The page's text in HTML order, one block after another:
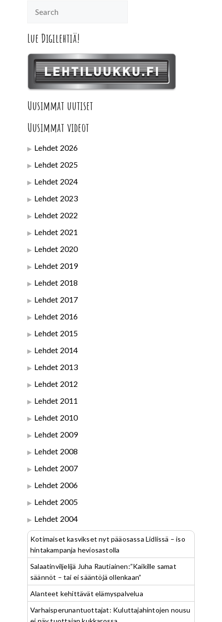
Lue Digilehtiä!
Uusimmat uutiset
Uusimmat videot
Lehdet 2026
Lehdet 2025
Lehdet 2024
Lehdet 2023
Lehdet 2022
Lehdet 2021
Lehdet 2020
Lehdet 2019
Lehdet 2018
Lehdet 2017
Lehdet 2016
Lehdet 2015
Lehdet 2014
Lehdet 2013
Lehdet 2012
Lehdet 2011
Lehdet 2010
Lehdet 2009
Lehdet 2008
Lehdet 2007
Lehdet 2006
Lehdet 2005
Lehdet 2004
Kotimaiset kasvikset nyt pääosassa Lidlissä – iso
hintakampanja heviosastolla
Salaatinviljelijä Juha Rautiainen:”Kaikille samat
säännöt – tai ei sääntöjä ollenkaan”
Alanteet kehittävät elämyspalvelua
Varhaisperunantuottajat: Kuluttajahintojen nousu